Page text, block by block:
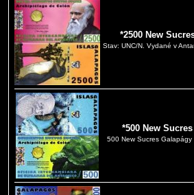
*2500 New
Stav: UNC/N. Vydané v
*500 New
500 New Sucres